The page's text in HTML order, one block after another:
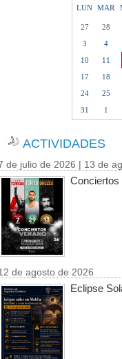
LUN MAR
27 28
3
4
10
11
17
18
24
25
31
1
ACTIVIDADES
de julio de 2026 | 13 de
Conciertos
de agosto de 2026
Eclipse